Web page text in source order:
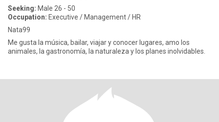
Seeking: Male 26 - 50
Occupation: Executive / Management / HR
Nata99
Me gusta la música, bailar, viajar y conocer lugares, amo los
animales, la gastronomía, la naturaleza y los planes inolvidables.